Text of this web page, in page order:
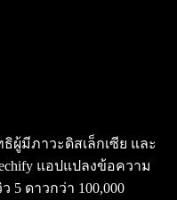
ผู้มีภาวะดิสเล็กเซีย และ
แอปแปลงข้อความ
5 ดาวกว่า 100,000